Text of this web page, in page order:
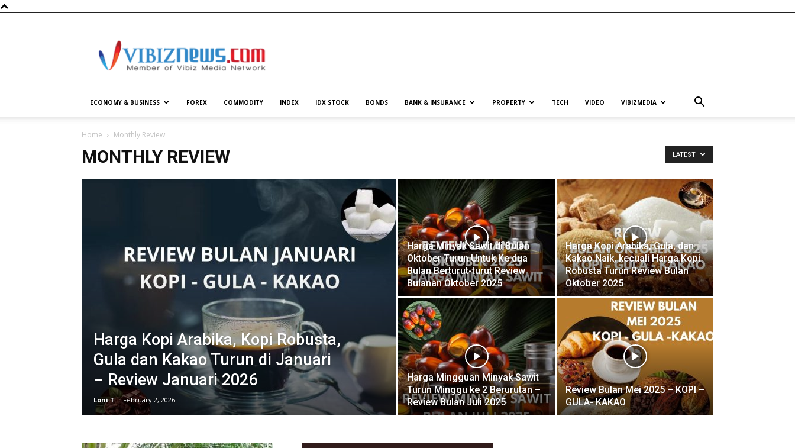
ECONOMY & BUSINESS FOREX COMMODITY INDEX IDX STOCK BONDS BANK & INSURANCE PROPERTY TECH VIDEO VIBIZMEDIA
Home Monthly Review
MONTHLY REVIEW LATEST
Harga Kopi Arabika, Kopi Robusta,
Gula dan Kakao Turun di Januari
– Review Januari 2026
Loni T - February 2, 2026
Harga Minyak Sawit di Bulan
Oktober Turun Untuk Ke dua
Bulan Berturut-turut Review
Bulanan Oktober 2025
Harga Kopi Arabika, Gula, dan
Kakao Naik, kecuali Harga Kopi
Robusta Turun Review Bulan
Oktober 2025
Harga Mingguan Minyak Sawit
Turun Minggu ke 2 Berurutan –
Review Bulan Juli 2025
Review Bulan Mei 2025 – KOPI –
GULA- KAKAO